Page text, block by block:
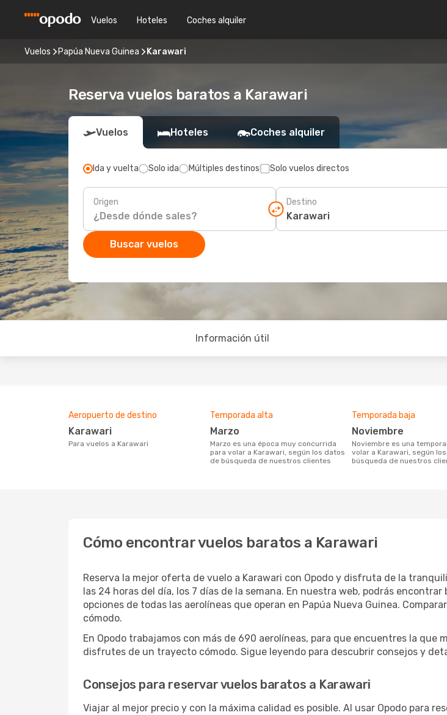
Vuelos Hoteles Coches alquiler
Vuelos Papúa Nueva Guinea Karawari
Reserva vuelos baratos a Karawari
Vuelos Hoteles Coches alquiler
Ida y vuelta Solo ida Múltiples destinos Solo vuelos directos
Origen Destino
Buscar vuelos
Información útil
Aeropuerto de destino
Karawari
Para vuelos a Karawari
Temporada alta
marzo
marzo es una época muy concurrida
para volar a Karawari, según los datos
de búsqueda de nuestros clientes
Temporada baja
noviembre
noviembre es una temporada baja para
volar a Karawari, según
búsqueda de nuestros
Cómo encontrar vuelos baratos a Karawari
Reserva la mejor oferta de vuelo a Karawari con Opodo y disfruta de la
las 24 horas del día, los 7 días de la semana. En nuestra web, podrás
opciones de todas las aerolíneas que operan en Papúa Nueva Guinea.
cómodo.
En Opodo trabajamos con más de 690 aerolíneas, para que encuentres la que
disfrutes de un trayecto cómodo. Sigue leyendo para descubrir consejos y
Consejos para reservar vuelos baratos a Karawari
Viajar al mejor precio y con la máxima calidad es posible. Al usar Opodo para